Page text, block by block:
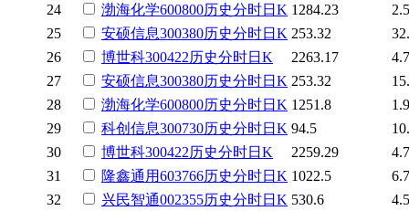
24
渤海化学600800历史分时日K 1284.23
25
安硕信息300380历史分时日K 253.32
26
博世科300422历史分时日K 2263.17
27
安硕信息300380历史分时日K 253.32
28
渤海化学600800历史分时日K 1251.8
29
科创信息300730历史分时日K 94.5
30
博世科300422历史分时日K 2259.29
31
隆鑫通用603766历史分时日K 1022.5
32
兴民智通002355历史分时日K 530.6